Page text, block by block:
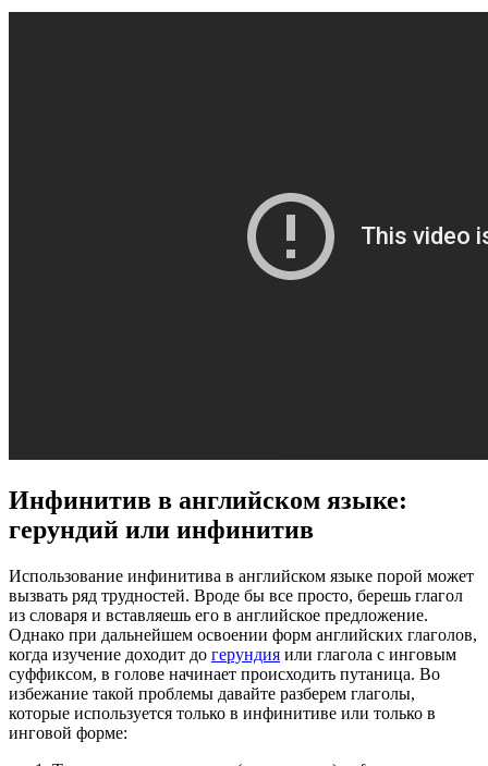
Инфинитив в английском языке:
герундий или инфинитив
Использование инфинитива в английском языке порой может
вызвать ряд трудностей. Вроде бы все просто, берешь глагол
из словаря и вставляешь его в английское предложение.
Однако при дальнейшем освоении форм английских глаголов,
когда изучение доходит до герундия или глагола с инговым
суффиксом, в голове начинает происходить путаница. Во
избежание такой проблемы давайте разберем глаголы,
которые используется только в инфинитиве или только в
инговой форме: